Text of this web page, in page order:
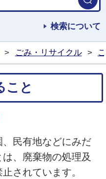
検索について
> ごみ・リサイクル >
こと
民有地などにみだ
、廃棄物の処理及
されています。